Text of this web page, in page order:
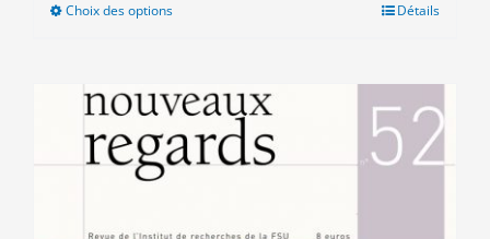
Choix des optionsCe
variations.
Les
options
choisies
Détails